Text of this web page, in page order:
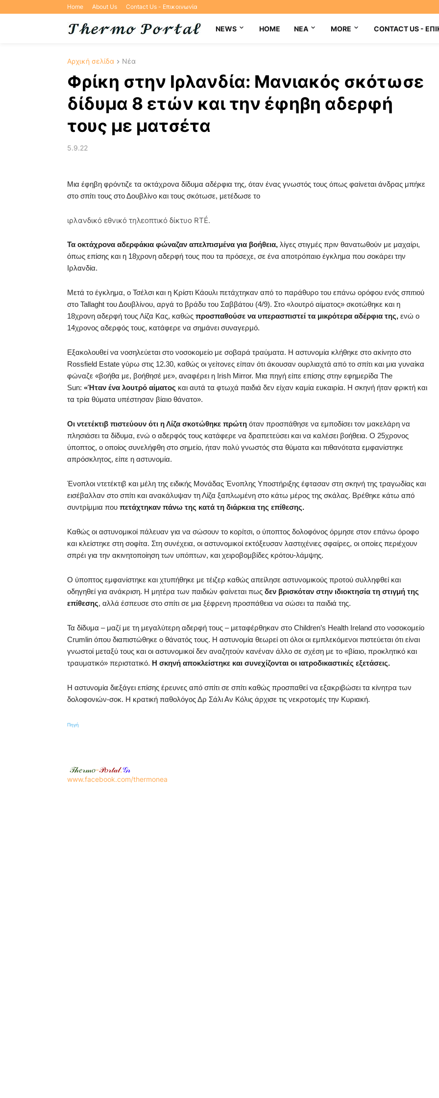
Home About Us Contact Us - Επικοινωνία
NEWS HOME NEA MORE CONTACT US -
Αρχική σελίδα Νέα
Φρίκη στην Ιρλανδία: Μανιακός σκότωσε
δίδυμα 8 ετών και την έφηβη αδερφή
τους με ματσέτα
5.9.22
Μια έφηβη φρόντιζε τα οκτάχρονα δίδυμα αδέρφια της, όταν ένας γνωστός τους όπως φαίνεται άνδρας μπήκε
στο σπίτι τους στο Δουβλίνο και τους σκότωσε, μετέδωσε το
ιρλανδικό εθνικό τηλεοπτικό δίκτυο RTÉ.
Τα οκτάχρονα αδερφάκια φώναζαν απελπισμένα για βοήθεια, λίγες στιγμές πριν θανατωθούν με μαχαίρι,
όπως επίσης και η 18χρονη αδερφή τους που τα πρόσεχε, σε ένα αποτρόπαιο έγκλημα που σοκάρει την
Ιρλανδία.
Μετά το έγκλημα, ο Τσέλσι και η Κρίστι Κάουλι πετάχτηκαν από το παράθυρο του επάνω ορόφου ενός σπιτιού
στο Tallaght του Δουβλίνου, αργά το βράδυ του Σαββάτου (4/9). Στο «λουτρό αίματος» σκοτώθηκε και η
18χρονη αδερφή τους Λίζα Κας, καθώς προσπαθούσε να υπερασπιστεί τα μικρότερα αδέρφια της, ενώ ο
14χρονος αδερφός τους, κατάφερε να σημάνει συναγερμό.
Εξακολουθεί να νοσηλεύεται στο νοσοκομείο με σοβαρά τραύματα. Η αστυνομία κλήθηκε στο ακίνητο στο
Rossfield Estate γύρω στις 12.30, καθώς οι γείτονες είπαν ότι άκουσαν ουρλιαχτά από το σπίτι και μια γυναίκα
φώναζε «βοήθα με, βοήθησέ με», αναφέρει η Irish Mirror. Μια πηγή είπε επίσης στην εφημερίδα The
Sun: «Ήταν ένα λουτρό αίματος και αυτά τα φτωχά παιδιά δεν είχαν καμία ευκαιρία. Η σκηνή ήταν φρικτή και
τα τρία θύματα υπέστησαν βίαιο θάνατο».
Οι ντετέκτιβ πιστεύουν ότι η Λίζα σκοτώθηκε πρώτη όταν προσπάθησε να εμποδίσει τον μακελάρη να
πλησιάσει τα δίδυμα, ενώ ο αδερφός τους κατάφερε να δραπετεύσει και να καλέσει βοήθεια. Ο 25χρονος
ύποπτος, ο οποίος συνελήφθη στο σημείο, ήταν πολύ γνωστός στα θύματα και πιθανότατα εμφανίστηκε
απρόσκλητος, είπε η αστυνομία.
Ένοπλοι ντετέκτιβ και μέλη της ειδικής Μονάδας Ένοπλης Υποστήριξης έφτασαν στη σκηνή της τραγωδίας και
εισέβαλλαν στο σπίτι και ανακάλυψαν τη Λίζα ξαπλωμένη στο κάτω μέρος της σκάλας. Βρέθηκε κάτω από
συντρίμμια που πετάχτηκαν πάνω της κατά τη διάρκεια της επίθεσης.
Καθώς οι αστυνομικοί πάλευαν για να σώσουν το κορίτσι, ο ύποπτος δολοφόνος όρμησε στον επάνω όροφο
και κλείστηκε στη σοφίτα. Στη συνέχεια, οι αστυνομικοί εκτόξευσαν λαστιχένιες σφαίρες, οι οποίες περιέχουν
σπρέι για την ακινητοποίηση των υπόπτων, και χειροβομβίδες κρότου-λάμψης.
Ο ύποπτος εμφανίστηκε και χτυπήθηκε με τέιζερ καθώς απείλησε αστυνομικούς προτού συλληφθεί και
οδηγηθεί για ανάκριση. Η μητέρα των παιδιών φαίνεται πως δεν βρισκόταν στην ιδιοκτησία τη στιγμή της
επίθεσης, αλλά έσπευσε στο σπίτι σε μια ξέφρενη προσπάθεια να σώσει τα παιδιά της.
Τα δίδυμα – μαζί με τη μεγαλύτερη αδερφή τους – μεταφέρθηκαν στο Children’s Health Ireland στο νοσοκομείο
Crumlin όπου διαπιστώθηκε ο θάνατός τους. Η αστυνομία θεωρεί οτι όλοι οι εμπλεκόμενοι πιστεύεται ότι είναι
γνωστοί μεταξύ τους και οι αστυνομικοί δεν αναζητούν κανέναν άλλο σε σχέση με το «βίαιο, προκλητικό και
τραυματικό» περιστατικό. Η σκηνή αποκλείστηκε και συνεχίζονται οι ιατροδικαστικές εξετάσεις.
Η αστυνομία διεξάγει επίσης έρευνες από σπίτι σε σπίτι καθώς προσπαθεί να εξακριβώσει τα κίνητρα των
δολοφονιών-σοκ. Η κρατική παθολόγος Δρ Σάλι Αν Κόλις άρχισε τις νεκροτομές την Κυριακή.
Πηγή
𝒯𝒽𝑒𝓇𝓂𝑜-𝒫𝑜𝓇𝓉𝒶𝓁.𝒢𝓇
www.facebook.com/thermonea